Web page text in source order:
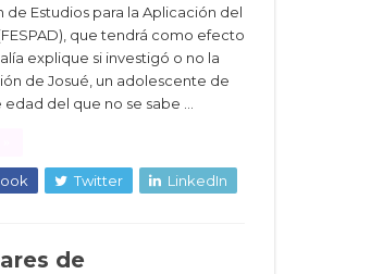
de Estudios para la Aplicación del
que tendrá como efecto
explique si investigó o no la
de Josué, un adolescente de
edad del que no se sabe …
Twitter LinkedIn
de